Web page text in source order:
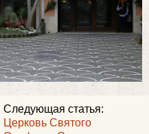
Следующая статья:
Церковь Святого